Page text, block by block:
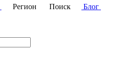
Регион Поиск
Блог